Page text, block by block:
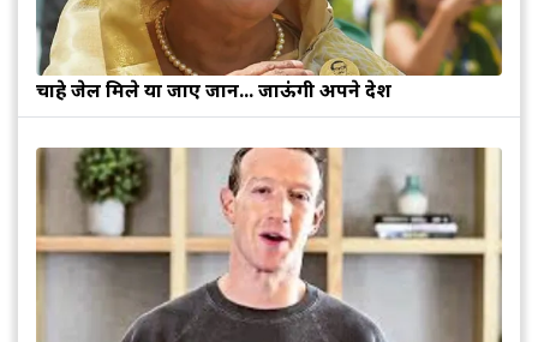
चाहे जेल मिले या जाए जान... जाऊंगी अपने देश